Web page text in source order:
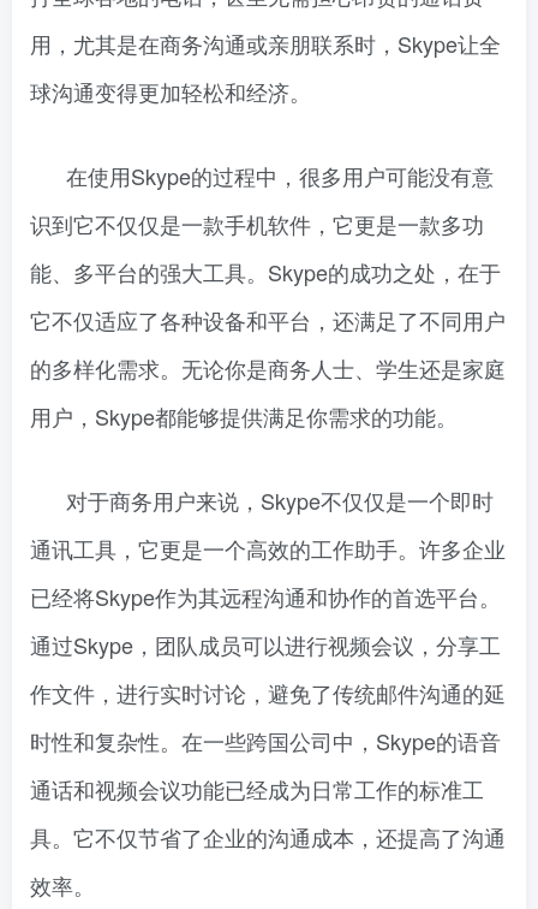
用，尤其是在商务沟通或亲朋联系时，Skype让全
球沟通变得更加轻松和经济。
在使用Skype的过程中，很多用户可能没有意
识到它不仅仅是一款手机软件，它更是一款多功
能、多平台的强大工具。Skype的成功之处，在于
它不仅适应了各种设备和平台，还满足了不同用户
的多样化需求。无论你是商务人士、学生还是家庭
用户，Skype都能够提供满足你需求的功能。
对于商务用户来说，Skype不仅仅是一个即时
通讯工具，它更是一个高效的工作助手。许多企业
已经将Skype作为其远程沟通和协作的首选平台。
通过Skype，团队成员可以进行视频会议，分享工
作文件，进行实时讨论，避免了传统邮件沟通的延
时性和复杂性。在一些跨国公司中，Skype的语音
通话和视频会议功能已经成为日常工作的标准工
具。它不仅节省了企业的沟通成本，还提高了沟通
效率。